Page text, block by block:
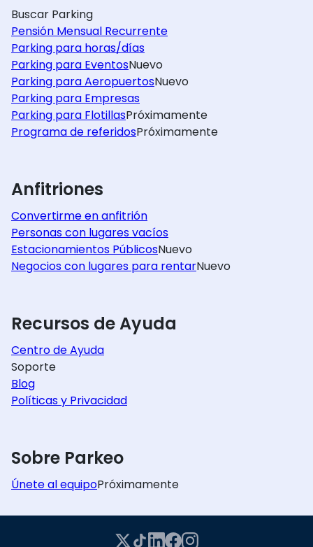
Buscar Parking
Pensión Mensual Recurrente
Parking para horas/días
Parking para EventosNuevo
Parking para AeropuertosNuevo
Parking para Empresas
Parking para FlotillasPróximamente
Programa de referidosPróximamente
Anfitriones
Convertirme en anfitrión
Personas con lugares vacíos
Estacionamientos PúblicosNuevo
Negocios con lugares para rentarNuevo
Recursos de Ayuda
Centro de Ayuda
Soporte
Blog
Políticas y Privacidad
Sobre Parkeo
Únete al equipoPróximamente